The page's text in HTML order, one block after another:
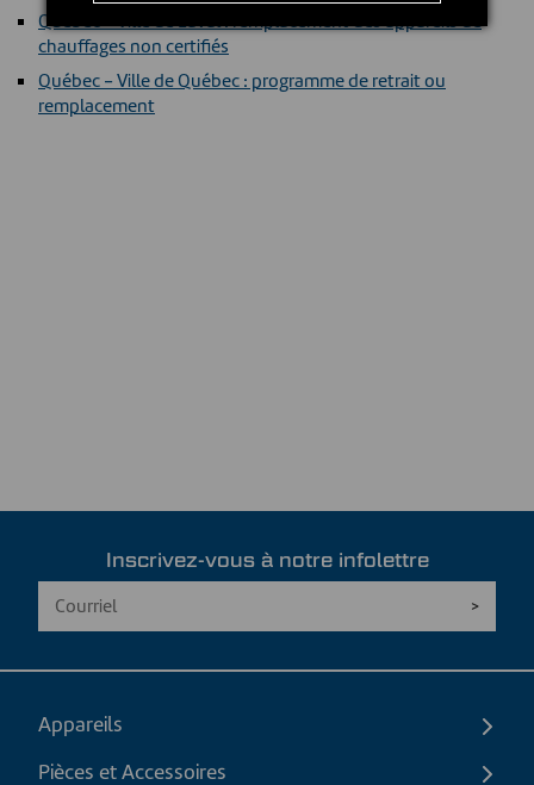
Québec - Ville de Laval : remplacement des appareils de
chauffages non certifiés
Québec - Ville de Québec : programme de retrait ou
remplacement
Inscrivez-vous à notre infolettre
Appareils
Pièces et Accessoires